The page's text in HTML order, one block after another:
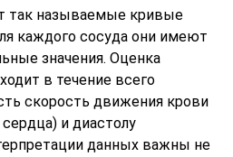
так называемые кривые
каждого сосуда они имеют
значения. Оценка
в течение всего
скорость движения крови
и диастолу
данных важны не